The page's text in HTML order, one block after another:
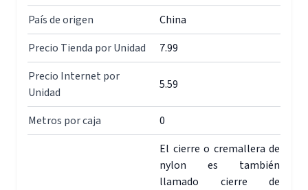
País de origen
China
Precio Tienda por Unidad
7.99
Precio Internet por
Unidad
5.59
Metros por caja 0
El cierre o cremallera de
nylon es también
llamado cierre de